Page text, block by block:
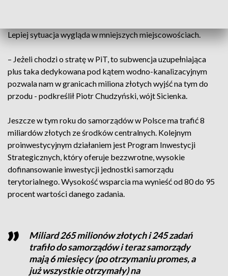
Lepiej sytuacja wygląda w mniejszych miejscowościach.
– Jeżeli chodzi o stratę w PiT, to subwencja uzupełniająca
plus taka dedykowana pod kątem wodno-kanalizacyjnym
pozwala nam w granicach miliona złotych wyjść na tym do
przodu - podkreślił Piotr Chudzyński, wójt Sicienka.
Jeszcze w tym roku do samorządów w Polsce ma trafić 8
miliardów złotych ze środków centralnych. Kolejnym
proinwestycyjnym działaniem jest Program Inwestycji
Strategicznych, który oferuje bezzwrotne, wysokie
dofinansowanie inwestycji jednostki samorządu
terytorialnego. Wysokość wsparcia ma wynieść od 80 do 95
procent wartości danego zadania.
Miliard 265 milionów złotych i 245 zadań
trafiło do samorządów i teraz samorządy
mają 6 miesięcy (po otrzymaniu promes, a
już wszystkie otrzymały) na